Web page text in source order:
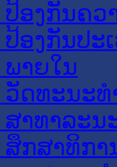
ປ້ອງກັນຄວ
ອງກັນປະ
າຍໃນ
ວັດທະນະ
ສາທາລະນ
ສຶກສາທິກາ